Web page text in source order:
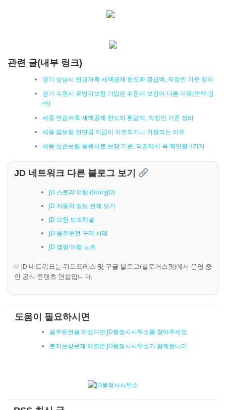
관련 글(내부 링크)
경기 성남시 연금저축 세액공제 한도와 환급액, 직장인 기준 정리
경기 수원시 유병자보험 가입은 쉬운데 보장이 다른 이유(면책·감
액)
세종 연금저축 세액공제 한도와 환급액, 직장인 기준 정리
세종 암보험 진단금 지급이 지연되거나 거절되는 이유
세종 실손보험 통원치료 보장 기준, 약관에서 꼭 확인할 3가지
JD 네트워크 다른 블로그 보기
JD 스토리·여행 (StoryJD)
JD 자동차 정보 전체 보기
JD 보험 보조채널
JD 음주운전 구제 사례
JD 캠핑·여행 노트
※ JD 네트워크는 워드프레스 및 구글 블로그(블로거스팟)에서 운영 중
인 공식 콘텐츠 연합입니다.
도움이 필요하시면
음주운전을 하셨다면 JD행정사사무소를 찾아주세요
토지보상문제 해결은 JD행정사사무소가 함께합니다